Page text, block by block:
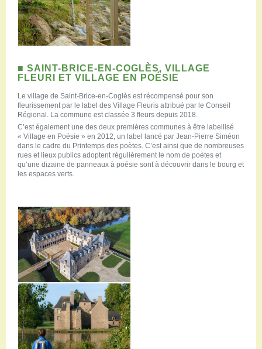
■ SAINT-BRICE-EN-COGLÈS, VILLAGE
FLEURI ET VILLAGE EN POÉSIE
Le village de Saint-Brice-en-Coglès est récompensé pour son
fleurissement par le label des Village Fleuris attribué par le Conseil
Régional. La commune est classée 3 fleurs depuis 2018.
C’est également une des deux premières communes à être labellisé
« Village en Poésie » en 2012, un label lancé par Jean-Pierre Siméon
dans le cadre du Printemps des poètes. C’est ainsi que de nombreuses
rues et lieux publics adoptent régulièrement le nom de poètes et
qu’une dizaine de panneaux à poésie sont à découvrir dans le bourg et
les espaces verts.